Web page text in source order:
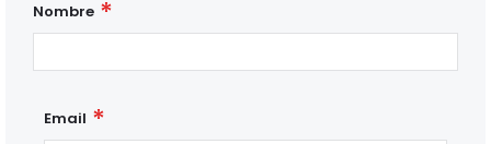
Nombre
Email